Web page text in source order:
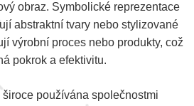
obraz. Symbolické reprezentace
abstraktní tvary nebo stylizované
výrobní proces nebo produkty, což
pokrok a efektivitu.
používána společnostmi